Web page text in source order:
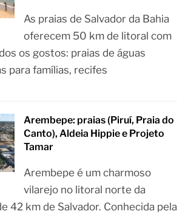
As praias de Salvador da Bahia
oferecem 50 km de litoral com
os gostos: praias de águas
para famílias, recifes
Arembepe: praias (Piruí, Praia do
Canto), Aldeia Hippie e Projeto
Tamar
Arembepe é um charmoso
vilarejo no litoral norte da
42 km de Salvador. Conhecida pela